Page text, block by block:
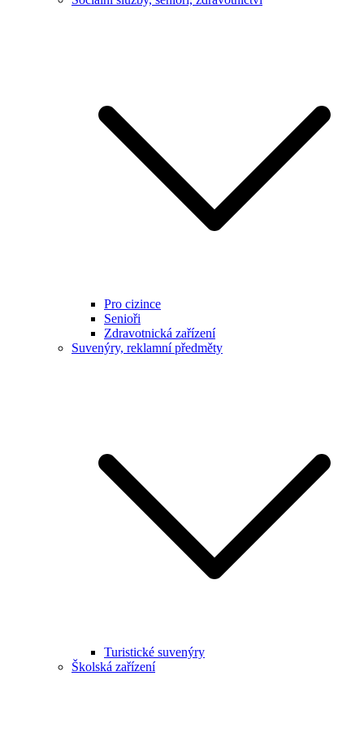
Pro cizince
Senioři
Zdravotnická zařízení
Suvenýry, reklamní předměty
Turistické suvenýry
Školská zařízení